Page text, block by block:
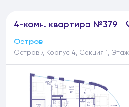
4-комн. квартира №379
Остров
Остров.7, Корпус 4, Секция 1,